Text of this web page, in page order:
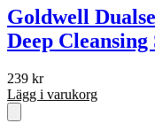
Goldwell
Deep Cleansing
239 kr
Lägg i varukorg